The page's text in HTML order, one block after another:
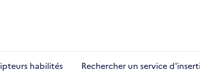
habilités Rechercher un service